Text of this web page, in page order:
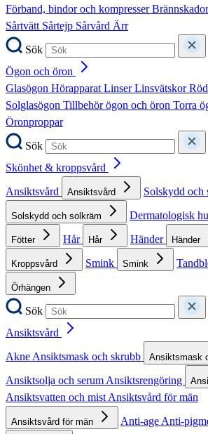
Förband, bindor och kompresser
Sårtvätt Sårtejp Sårvård Ärr
Sök
Ögon och öron
Glasögon HörapparatLinserLinsvätskor
Solglasögon Tillbehör ögon och öron Torra
Öronproppar
Sök
Skönhet & kroppsvård
Ansiktsvård
Ansiktsvård Solskydd och
Solskydd och solkräm Dermatologisk
Fötter Hår Hår Händer Händer
Kroppsvård Smink Smink
Örhängen
Sök
Ansiktsvård
AkneAnsiktsmask och skrubb Ansiktsmask
Ansiktsolja och serumAnsiktsrengöring
Ansiktsvatten och mistAnsiktsvård för män
Ansiktsvård för män Anti-ageAnti-